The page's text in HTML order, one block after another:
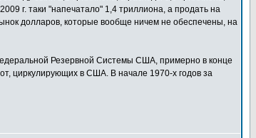
г. таки "напечатало" 1,4 триллиона, а продать на
долларов, которые вообще ничем не обеспечены, на
Резервной Системы США, примерно в конце
циркулирующих в США. В начале 1970-х годов за